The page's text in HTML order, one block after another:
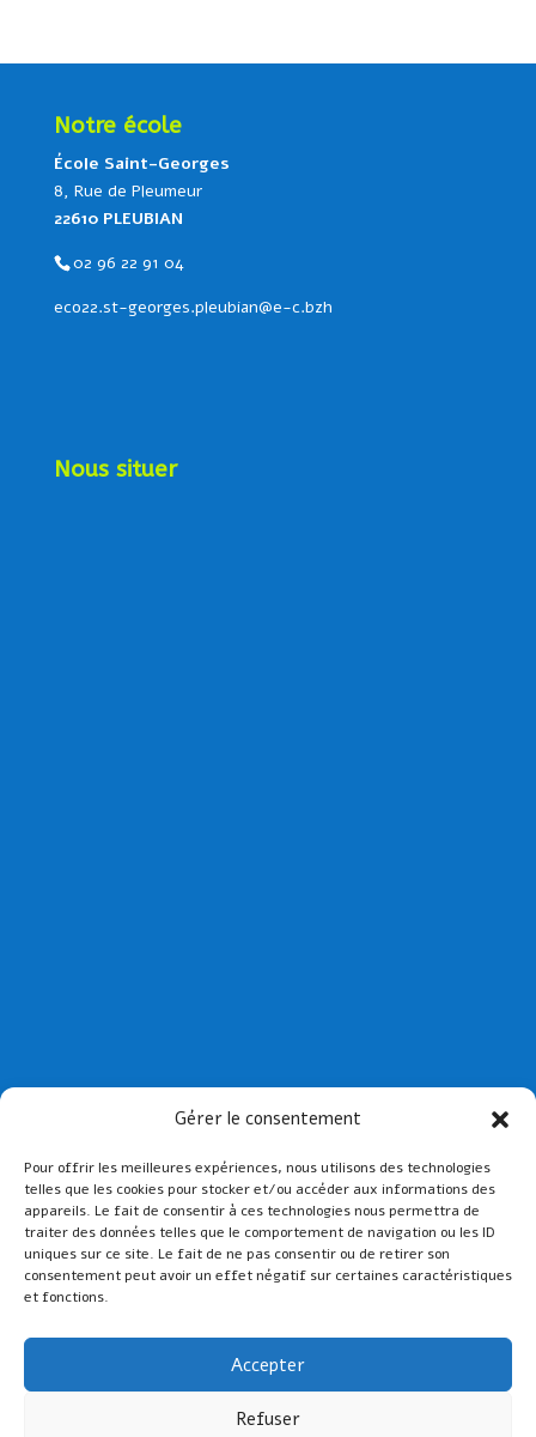
Gérer le consentement
Pour offrir les meilleures expériences, nous utilisons des technologies
telles que les cookies pour stocker et/ou accéder aux informations des
appareils. Le fait de consentir à ces technologies nous permettra de
traiter des données telles que le comportement de navigation ou les ID
uniques sur ce site. Le fait de ne pas consentir ou de retirer son
consentement peut avoir un effet négatif sur certaines caractéristiques
et fonctions.
Accepter
Refuser
Notre école
École Saint-Georges
8, Rue de Pleumeur
22610 PLEUBIAN
02 96 22 91 04
eco22.st-georges.pleubian@e-c.bzh
Nous situer
Collège St Joseph de Paimpol
Lien admin
Mentions légales